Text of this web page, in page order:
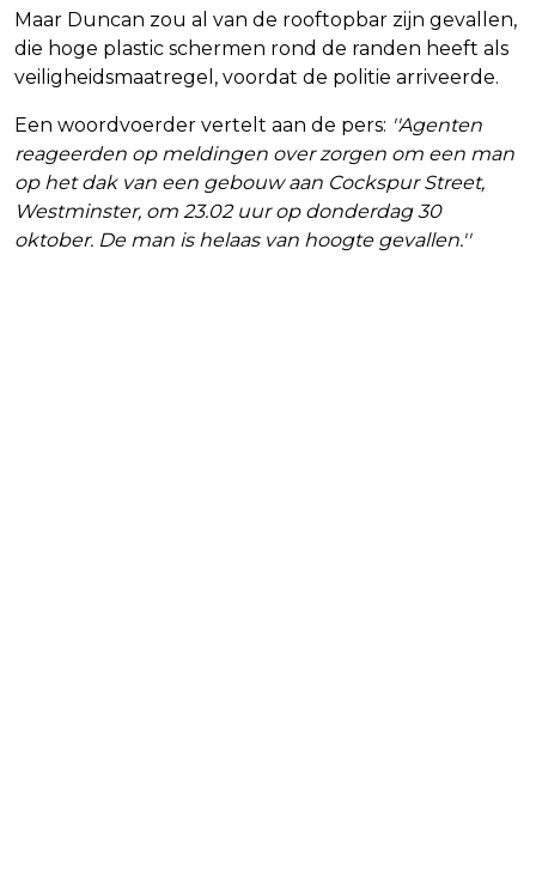
Maar Duncan zou al van de rooftopbar zijn gevallen,
die hoge plastic schermen rond de randen heeft als
veiligheidsmaatregel, voordat de politie arriveerde.
Een woordvoerder vertelt aan de pers: ''Agenten
reageerden op meldingen over zorgen om een man
op het dak van een gebouw aan Cockspur Street,
Westminster, om 23.02 uur op donderdag 30
oktober. De man is helaas van hoogte gevallen.''